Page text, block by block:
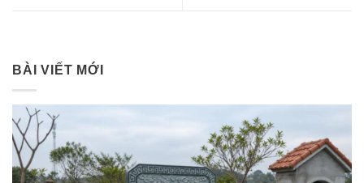
BÀI VIẾT MỚI